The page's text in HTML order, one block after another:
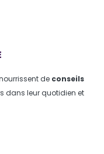
de conseils
dans leur quotidien et